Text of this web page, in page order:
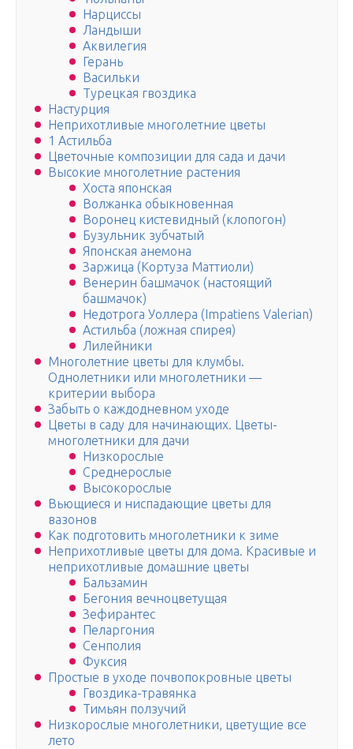
Нарциссы
Ландыши
Аквилегия
Герань
Васильки
Турецкая гвоздика
Настурция
Неприхотливые многолетние цветы
1 Астильба
Цветочные композиции для сада и дачи
Высокие многолетние растения
Хоста японская
Волжанка обыкновенная
Воронец кистевидный (клопогон)
Бузульник зубчатый
Японская анемона
Заржица (Кортуза Маттиоли)
Венерин башмачок (настоящий
башмачок)
Недотрога Уоллера (Impatiens Valerian)
Астильба (ложная спирея)
Лилейники
Многолетние цветы для клумбы.
Однолетники или многолетники —
критерии выбора
Забыть о каждодневном уходе
Цветы в саду для начинающих. Цветы-
многолетники для дачи
Низкорослые
Среднерослые
Высокорослые
Вьющиеся и ниспадающие цветы для
вазонов
Как подготовить многолетники к зиме
Неприхотливые цветы для дома. Красивые и
неприхотливые домашние цветы
Бальзамин
Бегония вечноцветущая
Зефирантес
Пеларгония
Сенполия
Фуксия
Простые в уходе почвопокровные цветы
Гвоздика-травянка
Тимьян ползучий
Низкорослые многолетники, цветущие все
лето